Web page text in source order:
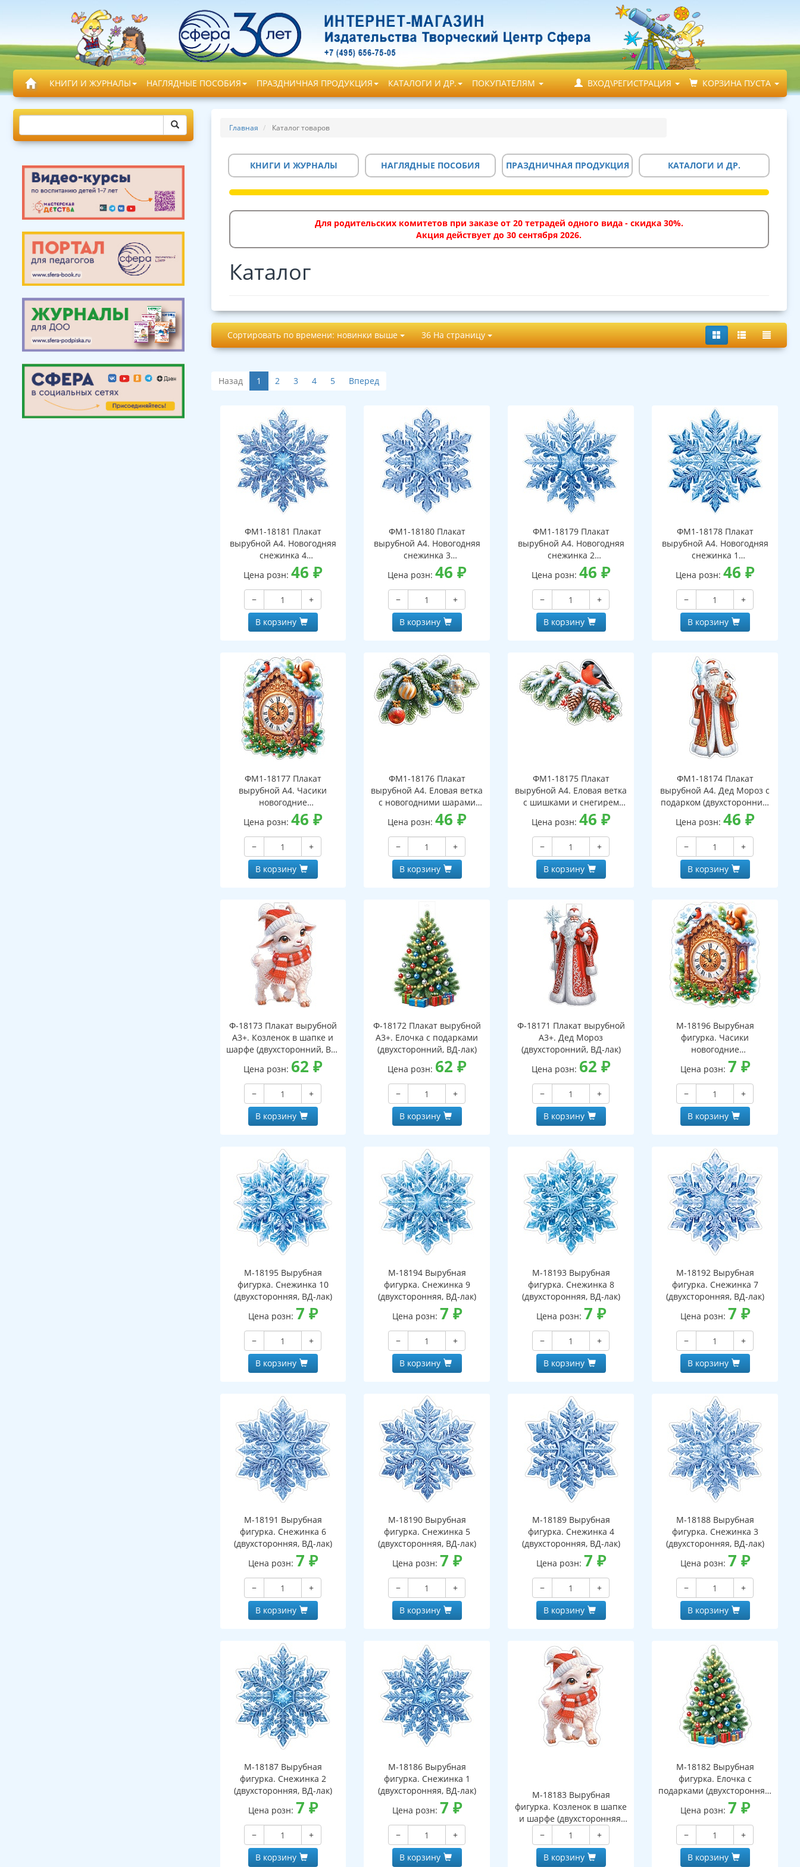
КНИГИ И ЖУРНАЛЫ НАГЛЯДНЫЕ ПОСОБИЯ ПРАЗДНИЧНАЯ ПРОДУКЦИЯ КАТАЛОГИ И ДР. ПОКУПАТЕЛЯМ ВХОД\РЕГИСТРАЦИЯ КОРЗИНА ПУСТА
Главная Каталог товаров
КНИГИ И ЖУРНАЛЫ НАГЛЯДНЫЕ ПОСОБИЯ ПРАЗДНИЧНАЯ ПРОДУКЦИЯ КАТАЛОГИ И ДР.
Для родительских комитетов при заказе от 20 тетрадей одного вида - скидка 30%.
Акция действует до 30 сентября 2026.
Каталог
Сортировать по времени: новинки выше 36 На страницу
Назад 1 2 3 4 5 Вперед
ФМ1-18181 Плакат
вырубной А4. Новогодняя
снежинка 4
(двухсторонний, ВД-лак)
Цена розн:46₽
−
+
В корзину
ФМ1-18180 Плакат
вырубной А4. Новогодняя
снежинка 3
(двухсторонний, ВД-лак)
Цена розн:46₽
−
+
В корзину
ФМ1-18179 Плакат
вырубной А4. Новогодняя
снежинка 2
(двухсторонний, ВД-лак)
Цена розн:46₽
−
+
В корзину
ФМ1-18178 Плакат
вырубной А4. Новогодняя
снежинка 1
(двухсторонний, ВД-лак)
Цена розн:46₽
−
+
В корзину
ФМ1-18177 Плакат
вырубной А4. Часики
новогодние
(двухсторонний, ВД-лак)
Цена розн:46₽
−
+
В корзину
ФМ1-18176 Плакат
вырубной А4. Еловая ветка
с новогодними шарами
(двухсторонний, ВД-лак)
Цена розн:46₽
−
+
В корзину
ФМ1-18175 Плакат
вырубной А4. Еловая ветка
с шишками и снегирем
(двухсторонний, ВД-лак)
Цена розн:46₽
−
+
В корзину
ФМ1-18174 Плакат
вырубной А4. Дед Мороз с
подарком (двухсторонний,
ВД-лак)
Цена розн:46₽
−
+
В корзину
Ф-18173 Плакат вырубной
А3+. Козленок в шапке и
шарфе (двухсторонний, ВД-
Цена розн: 62₽
−
+
В корзину
Ф-18172 Плакат вырубной
А3+. Елочка с подарками
(двухсторонний, ВД-лак)
Цена розн: 62₽
−
+
В корзину
Ф-18171 Плакат вырубной
А3+. Дед Мороз
(двухсторонний, ВД-лак)
Цена розн: 62₽
−
+
В корзину
М-18196 Вырубная
фигурка. Часики
новогодние
(двухсторонняя, ВД-лак)
Цена розн: 7 ₽
−
+
В корзину
М-18195 Вырубная
фигурка. Снежинка 10
(двухсторонняя, ВД-лак)
Цена розн: 7 ₽
−
+
В корзину
М-18194 Вырубная
фигурка. Снежинка 9
(двухсторонняя, ВД-лак)
Цена розн: 7 ₽
−
+
В корзину
М-18193 Вырубная
фигурка. Снежинка 8
(двухсторонняя, ВД-лак)
Цена розн: 7 ₽
−
+
В корзину
М-18192 Вырубная
фигурка. Снежинка 7
(двухсторонняя, ВД-лак)
Цена розн: 7 ₽
−
+
В корзину
М-18191 Вырубная
фигурка. Снежинка 6
(двухсторонняя, ВД-лак)
Цена розн: 7 ₽
−
+
В корзину
М-18190 Вырубная
фигурка. Снежинка 5
(двухсторонняя, ВД-лак)
Цена розн: 7 ₽
−
+
В корзину
М-18189 Вырубная
фигурка. Снежинка 4
(двухсторонняя, ВД-лак)
Цена розн: 7 ₽
−
+
В корзину
М-18188 Вырубная
фигурка. Снежинка 3
(двухсторонняя, ВД-лак)
Цена розн: 7 ₽
−
+
В корзину
М-18187 Вырубная
фигурка. Снежинка 2
(двухсторонняя, ВД-лак)
Цена розн: 7 ₽
−
+
В корзину
М-18186 Вырубная
фигурка. Снежинка 1
(двухсторонняя, ВД-лак)
Цена розн: 7 ₽
−
+
В корзину
М-18183 Вырубная
фигурка. Козленок в шапке
и шарфе (двухсторонняя,
ВД-лак)
−
+
В корзину
М-18182 Вырубная
фигурка. Елочка с
подарками (двухсторонняя,
ВД-лак)
Цена розн: 7 ₽
−
+
В корзину